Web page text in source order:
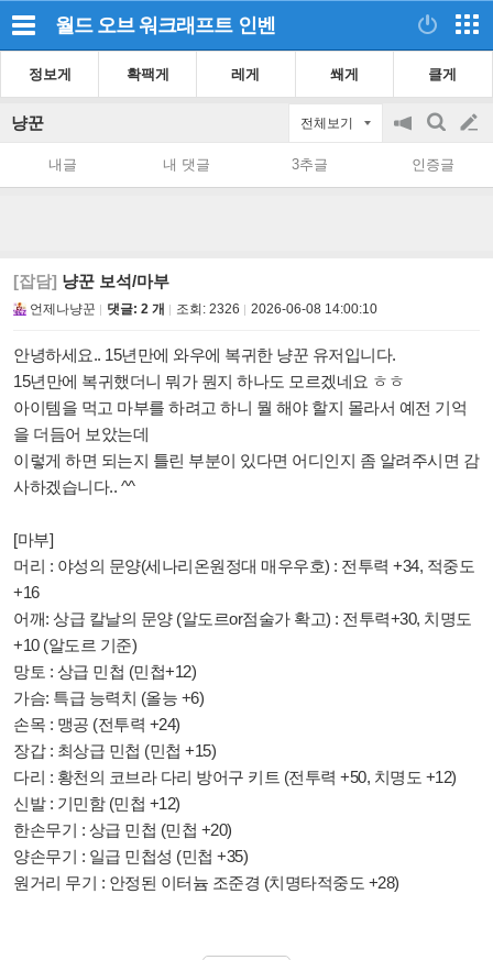
월드 오브 워크래프트 인벤
정보게 확팩게 레게 쐐게 클게
냥꾼 전체보기
공
on/off
검
색
글
쓰
내글 내 댓글 3추글 인증글
[잡담] 냥꾼 보석/마부
언제나냥꾼 댓글: 2 개 조회: 2326 2026-06-08 14:00:10
안녕하세요.. 15년만에 와우에 복귀한 냥꾼 유저입니다.
15년만에 복귀했더니 뭐가 뭔지 하나도 모르겠네요 ㅎㅎ
아이템을 먹고 마부를 하려고 하니 뭘 해야 할지 몰라서 예전 기억
을 더듬어 보았는데
이렇게 하면 되는지 틀린 부분이 있다면 어디인지 좀 알려주시면 감
사하겠습니다.. ^^
[마부]
머리 : 야성의 문양(세나리온원정대 매우우호) : 전투력 +34, 적중도
+16
어깨: 상급 칼날의 문양 (알도르or점술가 확고) : 전투력+30, 치명도
+10 (알도르 기준)
망토 : 상급 민첩 (민첩+12)
가슴: 특급 능력치 (올능 +6)
손목 : 맹공 (전투력 +24)
장갑 : 최상급 민첩 (민첩 +15)
다리 : 황천의 코브라 다리 방어구 키트 (전투력 +50, 치명도 +12)
신발 : 기민함 (민첩 +12)
한손무기 : 상급 민첩 (민첩 +20)
양손무기 : 일급 민첩성 (민첩 +35)
원거리 무기 : 안정된 이터늄 조준경 (치명타적중도 +28)